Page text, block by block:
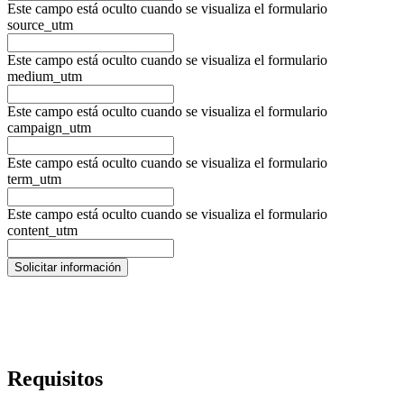
Este campo está oculto cuando se visualiza el formulario
source_utm
Este campo está oculto cuando se visualiza el formulario
medium_utm
Este campo está oculto cuando se visualiza el formulario
campaign_utm
Este campo está oculto cuando se visualiza el formulario
term_utm
Este campo está oculto cuando se visualiza el formulario
content_utm
Requisitos